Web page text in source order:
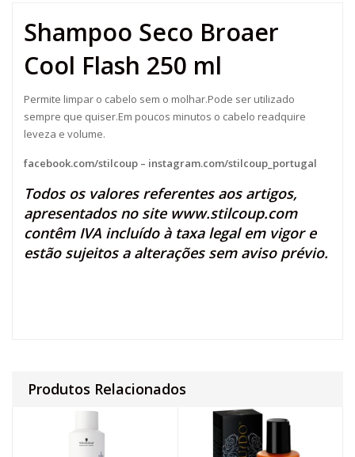
Shampoo Seco Broaer
Cool Flash 250 ml
Permite limpar o cabelo sem o molhar.Pode ser utilizado
sempre que quiser.Em poucos minutos o cabelo readquire
leveza e volume.
facebook.com/stilcoup – instagram.com/stilcoup_portugal
Todos os valores referentes aos artigos,
apresentados no site www.stilcoup.com
contêm IVA incluído à taxa legal em vigor e
estão sujeitos a alterações sem aviso prévio.
Produtos Relacionados